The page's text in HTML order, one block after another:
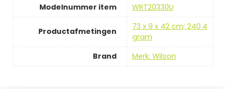
Modelnummer item
‎WRT20330U
Productafmetingen
‎73 x 9 x 42 cm; 240.4
gram
Brand
Merk: Wilson